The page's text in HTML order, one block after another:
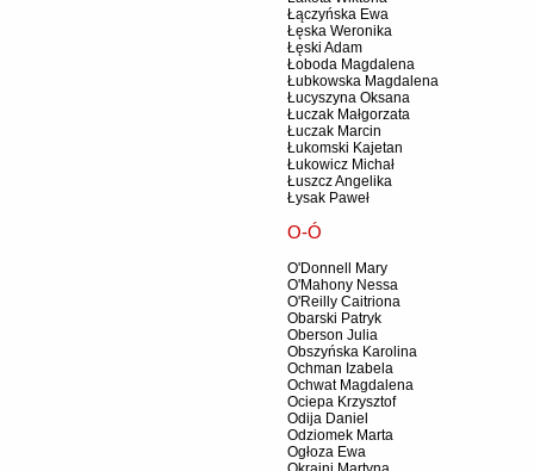
Łączyńska Ewa
Łęska Weronika
Łęski Adam
Łoboda Magdalena
Łubkowska Magdalena
Łucyszyna Oksana
Łuczak Małgorzata
Łuczak Marcin
Łukomski Kajetan
Łukowicz Michał
Łuszcz Angelika
Łysak Paweł
O-Ó
O'Donnell Mary
O'Mahony Nessa
O'Reilly Caitriona
Obarski Patryk
Oberson Julia
Obszyńska Karolina
Ochman Izabela
Ochwat Magdalena
Ociepa Krzysztof
Odija Daniel
Odziomek Marta
Ogłoza Ewa